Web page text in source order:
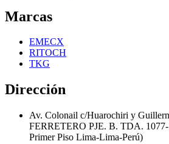
Marcas
EMECX
RITOCH
TKG
Dirección
Av. Colonail c/Huarochiri y
FERRETERO PJE. B. TDA.
Primer Piso Lima-Lima-Perú)